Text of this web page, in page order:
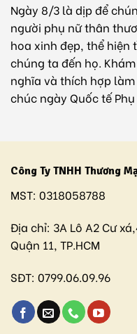
Ngày 8/3 là dịp để
người phụ nữ thân
hoa xinh đẹp, thể hiện
chúng ta đến họ.
nghĩa và thích hợp
chúc ngày Quốc tế
Công Ty TNHH Thương
MST: 0318058788
Địa chỉ: 3A Lô A2 Cư
Quận 11, TP.HCM
SĐT: 0799.06.09.96